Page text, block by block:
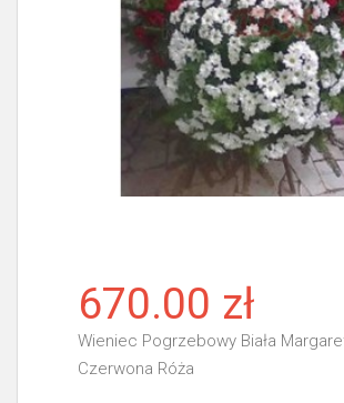
670.00 zł
Wieniec Pogrzebowy Biała
Czerwona Róża